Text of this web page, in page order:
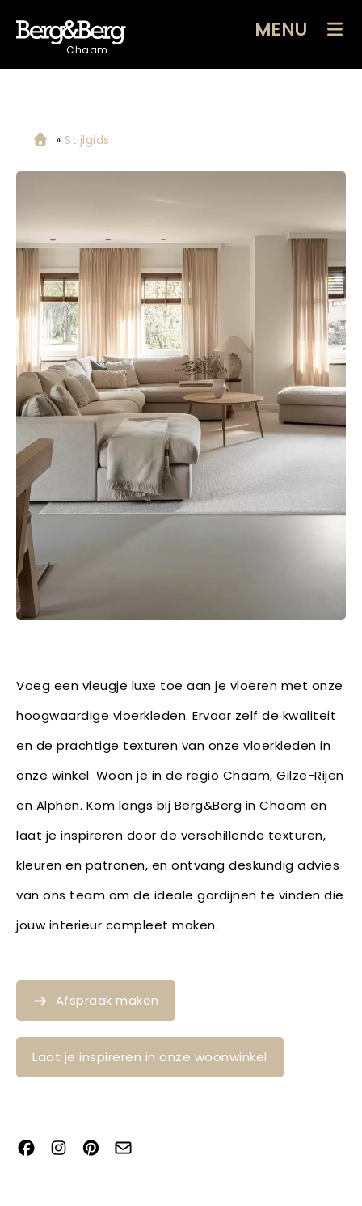
Chaam
MENU
» Stijlgids
Voeg een vleugje luxe toe aan je vloeren met onze
hoogwaardige vloerkleden. Ervaar zelf de kwaliteit
en de prachtige texturen van onze vloerkleden in
onze winkel. Woon je in de regio Chaam, Gilze-Rijen
en Alphen. Kom langs bij Berg&Berg in Chaam en
laat je inspireren door de verschillende texturen,
kleuren en patronen, en ontvang deskundig advies
van ons team om de ideale gordijnen te vinden die
jouw interieur compleet maken.
Afspraak maken
Laat je inspireren in onze woonwinkel